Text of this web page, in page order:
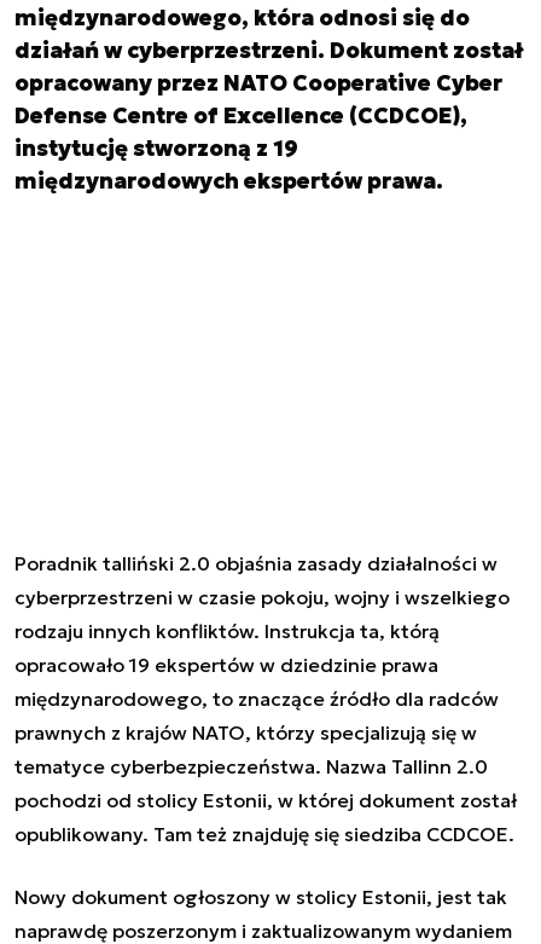
międzynarodowego, która odnosi się do
działań w cyberprzestrzeni. Dokument został
opracowany przez NATO Cooperative Cyber ​​
Defense Centre of Excellence (CCDCOE),
instytucję stworzoną z 19
międzynarodowych ekspertów prawa.
Poradnik talliński 2.0 objaśnia zasady działalności w
cyberprzestrzeni w czasie pokoju, wojny i wszelkiego
rodzaju innych konfliktów. Instrukcja ta, którą
opracowało 19 ekspertów w dziedzinie prawa
międzynarodowego, to znaczące źródło dla radców
prawnych z krajów NATO, którzy specjalizują się w
tematyce cyberbezpieczeństwa. Nazwa Tallinn 2.0
pochodzi od stolicy Estonii, w której dokument został
opublikowany. Tam też znajduję się siedziba CCDCOE.
Nowy dokument ogłoszony w stolicy Estonii, jest tak
naprawdę poszerzonym i zaktualizowanym wydaniem